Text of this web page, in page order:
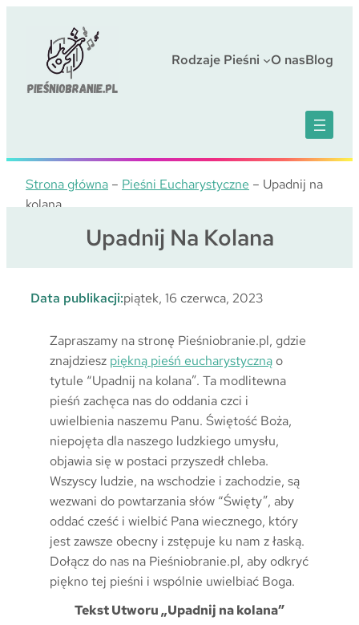
Rodzaje Pieśni O nasBlog
Strona główna – Pieśni Eucharystyczne – Upadnij na
kolana
Upadnij Na Kolana
Data publikacji:piątek, 16 czerwca, 2023
Zapraszamy na stronę Pieśniobranie.pl, gdzie
znajdziesz piękną pieśń eucharystyczną o
tytule “Upadnij na kolana”. Ta modlitewna
pieśń zachęca nas do oddania czci i
uwielbienia naszemu Panu. Świętość Boża,
niepojęta dla naszego ludzkiego umysłu,
objawia się w postaci przyszedł chleba.
Wszyscy ludzie, na wschodzie i zachodzie, są
wezwani do powtarzania słów “Święty”, aby
oddać cześć i wielbić Pana wiecznego, który
jest zawsze obecny i zstępuje ku nam z łaską.
Dołącz do nas na Pieśniobranie.pl, aby odkryć
piękno tej pieśni i wspólnie uwielbiać Boga.
Tekst Utworu „Upadnij na kolana”